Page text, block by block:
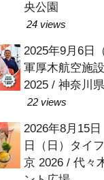
央公園
24 views
2025年9月6日
軍厚木航空施
2025 / 神奈川
22 views
2026年8月15
日（日）タイ
京 2026 / 代々